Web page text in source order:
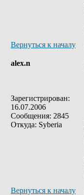
Вернуться к началу
alex.n
Зарегистрирован:
16.07.2006
Сообщения: 2845
Откуда: Syberia
Вернуться к началу